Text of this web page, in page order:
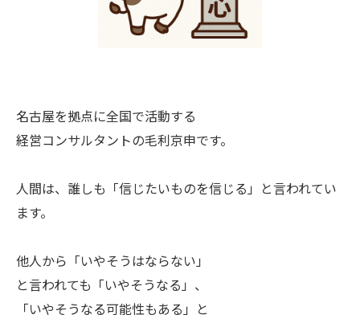
名古屋を拠点に全国で活動する
経営コンサルタントの毛利京申です。
人間は、誰しも「信じたいものを信じる」と言われてい
ます。
他人から「いやそうはならない」
と言われても「いやそうなる」、
「いやそうなる可能性もある」と